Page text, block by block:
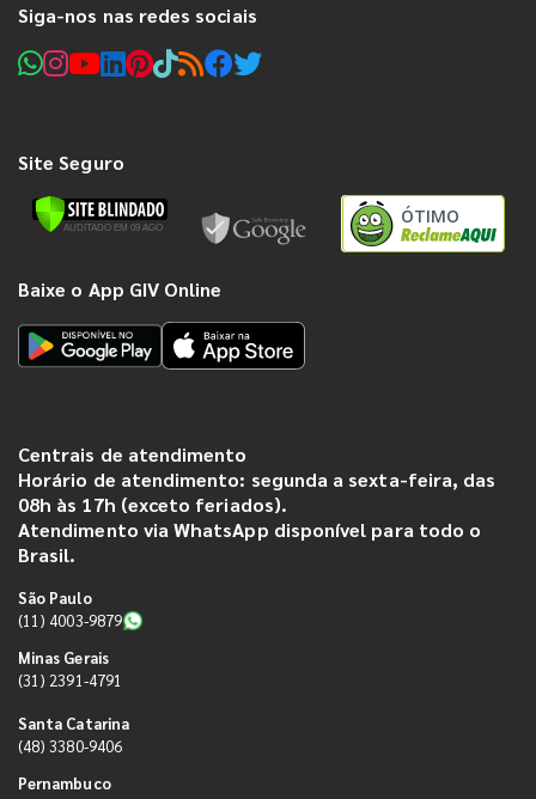
Siga-nos nas redes sociais
Site Seguro
ÓTIMO
Baixe o App GIV Online
Centrais de atendimento
Horário de atendimento: segunda a sexta-feira, das
08h às 17h (exceto feriados).
Atendimento via WhatsApp disponível para todo o
Brasil.
São Paulo
(11) 4003-9879
Minas Gerais
(31) 2391-4791
Santa Catarina
(48) 3380-9406
Pernambuco